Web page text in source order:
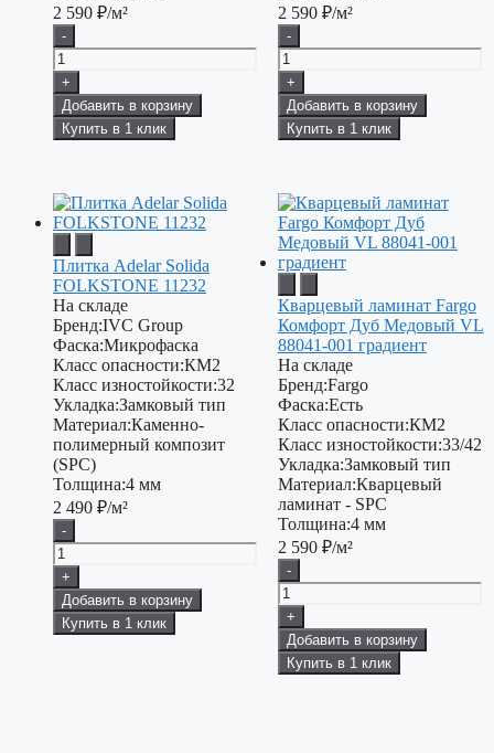
2 590 ₽/м²
-
+
Добавить в корзину
Купить в 1 клик
2 590 ₽/м²
-
+
Добавить в корзину
Купить в 1 клик
Плитка Adelar Solida
FOLKSTONE 11232
На складе
Бренд:IVC Group
Фаска:Микрофаска
Класс опасности:КМ2
Класс изностойкости:32
Укладка:Замковый тип
Материал:Каменно-
полимерный композит
(SPC)
Толщина:4 мм
2 490 ₽/м²
-
+
Добавить в корзину
Купить в 1 клик
Кварцевый ламинат Fargo
Комфорт Дуб Медовый VL
88041-001 градиент
На складе
Бренд:Fargo
Фаска:Есть
Класс опасности:КМ2
Класс изностойкости:33/42
Укладка:Замковый тип
Материал:Кварцевый
ламинат - SPC
Толщина:4 мм
2 590 ₽/м²
-
+
Добавить в корзину
Купить в 1 клик